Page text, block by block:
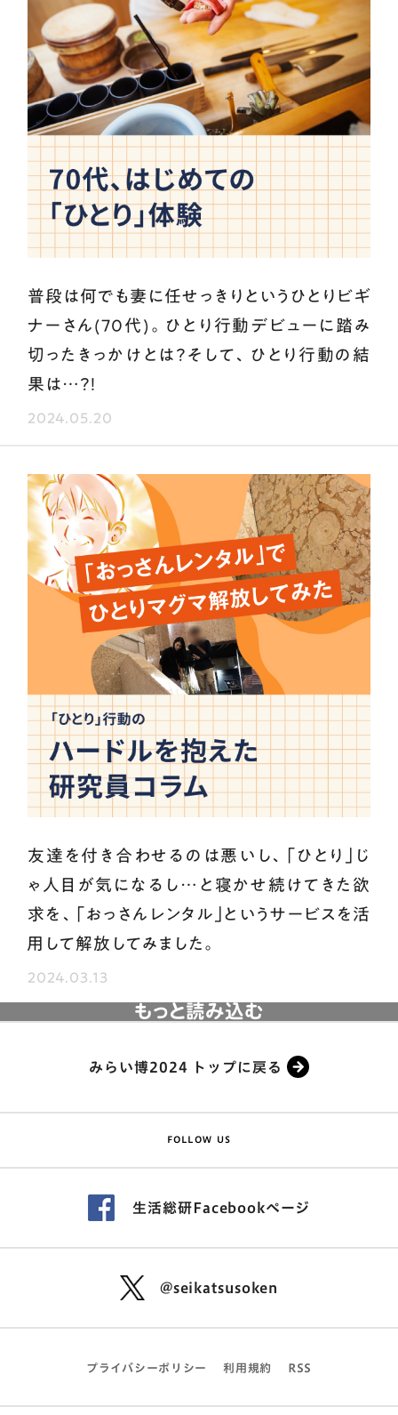
普段は何でも妻に任せっきりというひとりビギ
ナーさん(70代)。ひとり行動デビューに踏み
切ったきっかけとは？そして、ひとり行動の結
果は…？！
2024.05.20
友達を付き合わせるのは悪いし、｢ひとり｣じ
ゃ人目が気になるし…と寝かせ続けてきた欲
求を、｢おっさんレンタル｣というサービスを活
用して解放してみました。
2024.03.13
もっと読み込む
みらい博2024 トップに戻る
FOLLOW US
生活総研Facebookページ
@seikatsusoken
プライバシーポリシー 利用規約 RSS